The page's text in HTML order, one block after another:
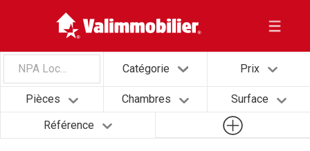
Catégorie
NPA Localité Prix
Pièces Chambres
Surface
Référence